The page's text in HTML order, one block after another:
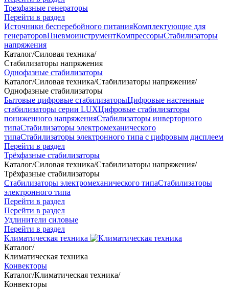
Трехфазные генераторы
Перейти в раздел
Источники бесперебойного питанияКомплектующие для
генераторовПневмоинструментКомпрессорыСтабилизаторы
напряжения
Каталог/Силовая техника/
Стабилизаторы напряжения
Однофазные стабилизаторы
Каталог/Силовая техника/Стабилизаторы напряжения/
Однофазные стабилизаторы
Бытовые цифровые стабилизаторыЦифровые настенные
стабилизаторы серии LUXЦифровые стабилизаторы
пониженного напряженияСтабилизаторы инверторного
типаСтабилизаторы электромеханического
типаСтабилизаторы электронного типа с цифровым дисплеем
Перейти в раздел
Трёхфазные стабилизаторы
Каталог/Силовая техника/Стабилизаторы напряжения/
Трёхфазные стабилизаторы
Стабилизаторы электромеханического типаСтабилизаторы
электронного типа
Перейти в раздел
Перейти в раздел
Удлинители силовые
Перейти в раздел
Климатическая техника
Каталог/
Климатическая техника
Конвекторы
Каталог/Климатическая техника/
Конвекторы